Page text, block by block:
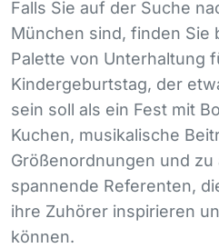
Falls Sie auf der Suche
München sind, finden Sie
Palette von Unterhaltung
Kindergeburtstag, der
sein soll als ein Fest mit
Kuchen, musikalische
Größenordnungen und
spannende Referenten,
ihre Zuhörer inspirieren
können.